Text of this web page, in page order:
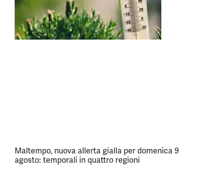
Maltempo, nuova allerta gialla per domenica 9
agosto: temporali in quattro regioni